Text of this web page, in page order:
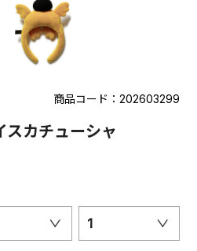
商品コード：202603299
スカチューシャ
1